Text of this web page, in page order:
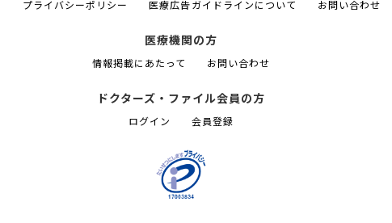
プライバシーポリシー 医療広告ガイドラインについて お問い合わせ
医療機関の方
情報掲載にあたって お問い合わせ
ドクターズ・ファイル会員の方
ログイン 会員登録